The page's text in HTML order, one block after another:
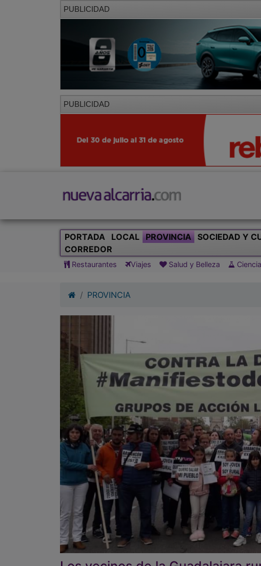
PUBLICIDAD
PUBLICIDAD
PORTADA LOCAL PROVINCIA
Restaurantes Viajes Salud y Belleza Ciencia
PROVINCIA
Los vecinos de la Guadalajara
la despoblación
31/03/2019 - 16:59